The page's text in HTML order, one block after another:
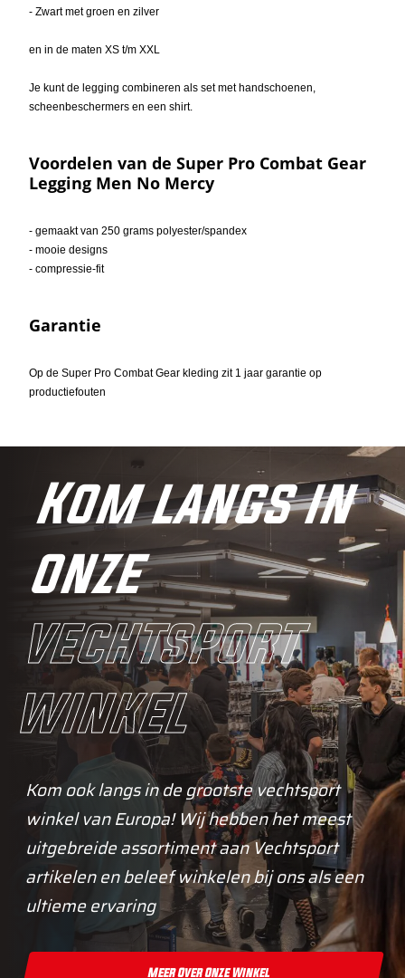
- Zwart met groen en zilver
en in de maten XS t/m XXL
Je kunt de legging combineren als set met handschoenen,
scheenbeschermers en een shirt.
Voordelen van de Super Pro Combat Gear
Legging Men No Mercy
- gemaakt van 250 grams polyester/spandex
- mooie designs
- compressie-fit
Garantie
Op de Super Pro Combat Gear kleding zit 1 jaar garantie op
productiefouten
Kom langs in
onze
vechtsport
winkel
Kom ook langs in de grootste vechtsport
winkel van Europa! Wij hebben het meest
uitgebreide assortiment aan Vechtsport
artikelen en beleef winkelen bij ons als een
ultieme ervaring
Meer Over Onze Winkel